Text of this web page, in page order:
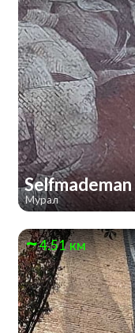
Selfmademan
Мурал
4.51 км